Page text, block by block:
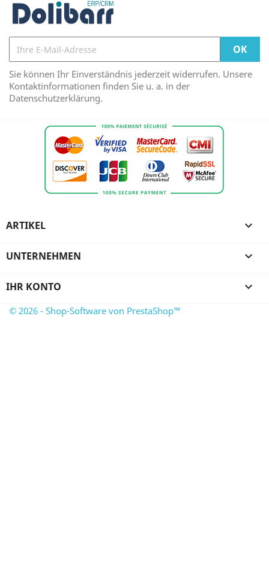
Sie können Ihr Einverständnis jederzeit widerrufen. Unsere
Kontaktinformationen finden Sie u. a. in der
Datenschutzerklärung.
ARTIKEL 
UNTERNEHMEN 
IHR KONTO 
© 2026 - Shop-Software von PrestaShop™